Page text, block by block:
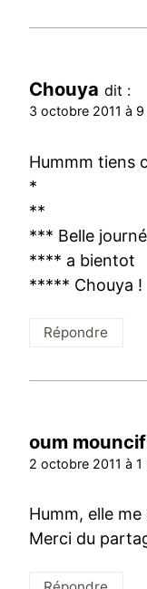
Chouya dit :
3 octobre 2011 à
Hummm tiens
*
**
*** Belle
**** a bientot
***** Chouya !
Répondre
oum
2 octobre 2011 à 1
Humm, elle
Merci du